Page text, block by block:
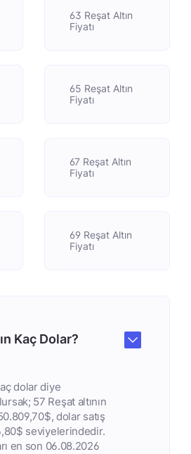
63 Reşat Altın
Fiyatı
65 Reşat Altın
Fiyatı
67 Reşat Altın
Fiyatı
69 Reşat Altın
Fiyatı
Kaç Dolar?
dolar diye
57 Reşat altının
dolar satış
seviyelerindedir.
en son 06.08.2026